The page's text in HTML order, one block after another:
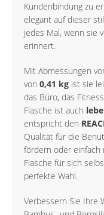
Kundenbindung zu
elegant auf dieser
jedes Mal, wenn sie
erinnert.
Mit Abmessungen
von 0,41 kg ist sie
das Büro, das
Flasche ist auch
entspricht den
Qualität für die
fördern oder einfach
Flasche für sich
perfekte Wahl.
Verbessern Sie Ihre